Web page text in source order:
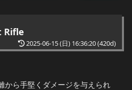
Rifle
2025-06-15 (日) 16:36:20(420d)
から手堅くダメージを与えられ